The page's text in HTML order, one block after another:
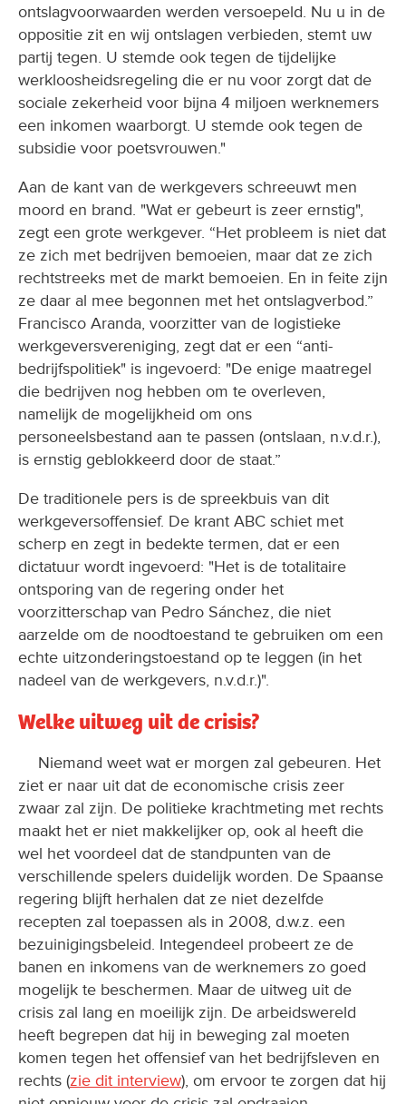
ontslagvoorwaarden werden versoepeld. Nu u in de
oppositie zit en wij ontslagen verbieden, stemt uw
partij tegen. U stemde ook tegen de tijdelijke
werkloosheidsregeling die er nu voor zorgt dat de
sociale zekerheid voor bijna 4 miljoen werknemers
een inkomen waarborgt. U stemde ook tegen de
subsidie voor poetsvrouwen."
Aan de kant van de werkgevers schreeuwt men
moord en brand. "Wat er gebeurt is zeer ernstig",
zegt een grote werkgever. “Het probleem is niet dat
ze zich met bedrijven bemoeien, maar dat ze zich
rechtstreeks met de markt bemoeien. En in feite zijn
ze daar al mee begonnen met het ontslagverbod.”
Francisco Aranda, voorzitter van de logistieke
werkgeversvereniging, zegt dat er een “anti-
bedrijfspolitiek" is ingevoerd: "De enige maatregel
die bedrijven nog hebben om te overleven,
namelijk de mogelijkheid om ons
personeelsbestand aan te passen (ontslaan, n.v.d.r.),
is ernstig geblokkeerd door de staat.”
De traditionele pers is de spreekbuis van dit
werkgeversoffensief. De krant ABC schiet met
scherp en zegt in bedekte termen, dat er een
dictatuur wordt ingevoerd: "Het is de totalitaire
ontsporing van de regering onder het
voorzitterschap van Pedro Sánchez, die niet
aarzelde om de noodtoestand te gebruiken om een
echte uitzonderingstoestand op te leggen (in het
nadeel van de werkgevers, n.v.d.r.)".
Welke uitweg uit de crisis?
Niemand weet wat er morgen zal gebeuren. Het
ziet er naar uit dat de economische crisis zeer
zwaar zal zijn. De politieke krachtmeting met rechts
maakt het er niet makkelijker op, ook al heeft die
wel het voordeel dat de standpunten van de
verschillende spelers duidelijk worden. De Spaanse
regering blijft herhalen dat ze niet dezelfde
recepten zal toepassen als in 2008, d.w.z. een
bezuinigingsbeleid. Integendeel probeert ze de
banen en inkomens van de werknemers zo goed
mogelijk te beschermen. Maar de uitweg uit de
crisis zal lang en moeilijk zijn. De arbeidswereld
heeft begrepen dat hij in beweging zal moeten
komen tegen het offensief van het bedrijfsleven en
rechts (zie dit interview), om ervoor te zorgen dat hij